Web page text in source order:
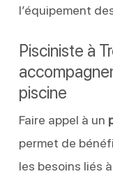
l’équipement
Pisciniste à
piscine
Faire appel à un
permet de
les besoins liés